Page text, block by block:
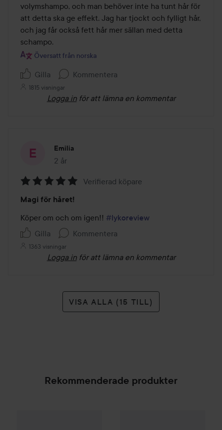
volymshampo, och man behöver inte ha tunt hår för
att detta ska ge effekt. Jag har tjockt och fylligt hår,
och jag får också fett hår mer sällan med detta
schampo.
Översatt från norska
Gilla Kommentera
1815 visningar
Logga in för att lämna en kommentar
Emilia
2 år
Inlägget skapades 2 år
5
av
5
Verifierad köpare
Magi för håret!
Köper om och om igen!! #lykoreview
Gilla
Kommentera
1363 visningar
Logga in för att lämna en kommentar
VISA ALLA (15 TILL)
Rekommenderade produkter